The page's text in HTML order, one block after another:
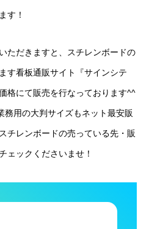
す！
ただきますと、スチレンボードの
す看板通販サイト『サインシテ
格にて販売を行なっております^^
用の大判サイズもネット最安販
チレンボードの売っている先・販
ェックくださいませ！